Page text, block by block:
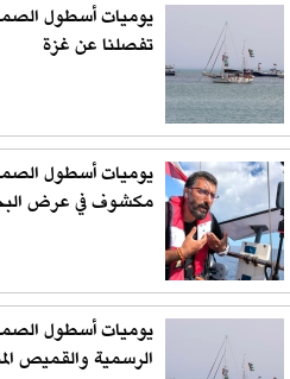
يوميات أسطول
تفصلنا عن غزة
يوميات أسطول
مكشوف في عرض
يوميات أسطول
الرسمية والقميص